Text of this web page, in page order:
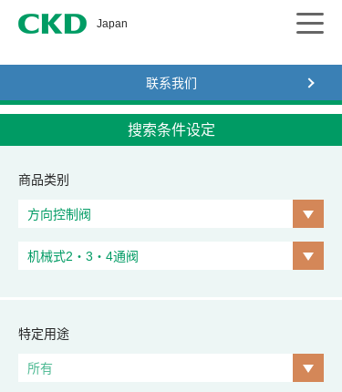
CKD
Japan
联系我们
搜索条件设定
商品类别
特定用途